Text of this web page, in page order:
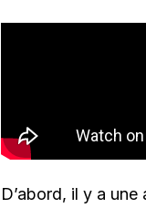
D’abord, il y a